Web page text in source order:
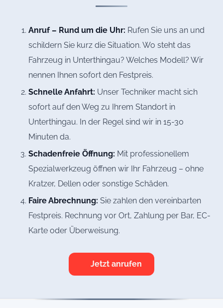
Anruf – Rund um die Uhr: Rufen Sie uns an und
schildern Sie kurz die Situation. Wo steht das
Fahrzeug in Unterthingau? Welches Modell? Wir
nennen Ihnen sofort den Festpreis.
Schnelle Anfahrt: Unser Techniker macht sich
sofort auf den Weg zu Ihrem Standort in
Unterthingau. In der Regel sind wir in 15-30
Minuten da.
Schadenfreie Öffnung: Mit professionellem
Spezialwerkzeug öffnen wir Ihr Fahrzeug – ohne
Kratzer, Dellen oder sonstige Schäden.
Faire Abrechnung: Sie zahlen den vereinbarten
Festpreis. Rechnung vor Ort, Zahlung per Bar, EC-
Karte oder Überweisung.
Jetzt anrufen